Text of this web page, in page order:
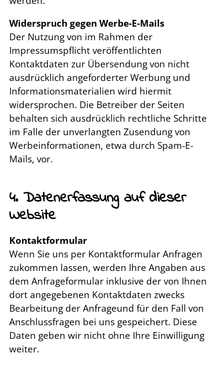
Widerspruch gegen Werbe-E-Mails
Der Nutzung von im Rahmen der
Impressumspflicht veröffentlichten
Kontaktdaten zur Übersendung von nicht
ausdrücklich angeforderter Werbung und
Informationsmaterialien wird hiermit
widersprochen. Die Betreiber der Seiten
behalten sich ausdrücklich rechtliche Schritte
im Falle der unverlangten Zusendung von
Werbeinformationen, etwa durch Spam-E-
Mails, vor.
4. Datenerfassung auf dieser
Website
Kontaktformular
Wenn Sie uns per Kontaktformular Anfragen
zukommen lassen, werden Ihre Angaben aus
dem Anfrageformular inklusive der von Ihnen
dort angegebenen Kontaktdaten zwecks
Bearbeitung der Anfrageund für den Fall von
Anschlussfragen bei uns gespeichert. Diese
Daten geben wir nicht ohne Ihre Einwilligung
weiter.